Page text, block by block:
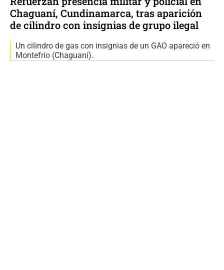
Chaguaní, Cundinamarca, tras aparición
de cilindro con insignias de grupo ilegal
Un cilindro de gas con insignias de un GAO apareció en
Montefrío (Chaguaní).